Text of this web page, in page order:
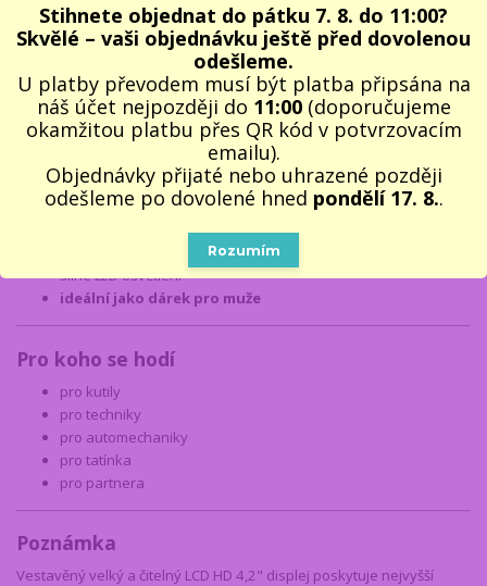
Osvětlení: 8× LED
Voděodolnost:IP67
Výdrž: cca 3,5 h
Nabíjení: USB-C
Výhody produktu
vlastní displej bez mobilu
přesná manipulace díky pevnému kabelu
silné LED osvětlení
ideální jako dárek pro muže
Pro koho se hodí
pro kutily
pro techniky
pro automechaniky
pro tatínka
pro partnera
Poznámka
Vestavěný velký a čitelný LCD HD 4,2" displej poskytuje nejvyšší
Stihnete objednat do pátku 7. 8. do 11:00?
Skvělé – vaši objednávku ještě před dovolenou
odešleme.
U platby převodem musí být platba připsána na
náš účet nejpozději do 11:00(doporučujeme
okamžitou platbu přes QR kód v potvrzovacím
emailu).
Objednávky přijaté nebo uhrazené později
odešleme po dovolené hned pondělí 17. 8..
Rozumím